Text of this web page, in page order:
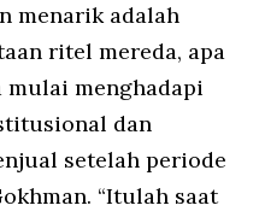
menarik adalah
ritel mereda, apa
mulai menghadapi
dan
setelah periode
“Itulah saat